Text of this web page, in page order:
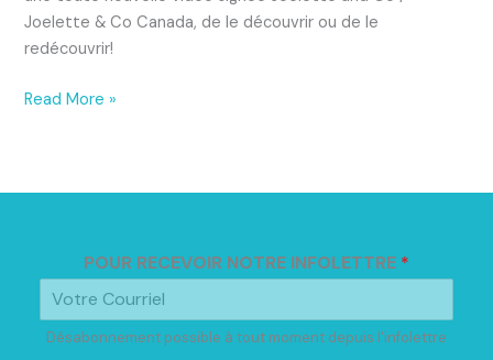
Joelette & Co Canada, de le découvrir ou de le
redécouvrir!
Read More »
POUR RECEVOIR NOTRE INFOLETTRE *
Désabonnement possible à tout moment depuis l'infolettre